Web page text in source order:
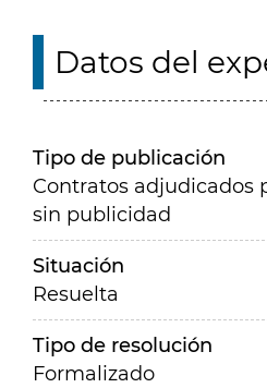
Datos del
Tipo de publicación
Contratos adjudicados
sin publicidad
Situación
Resuelta
Tipo de resolución
Formalizado